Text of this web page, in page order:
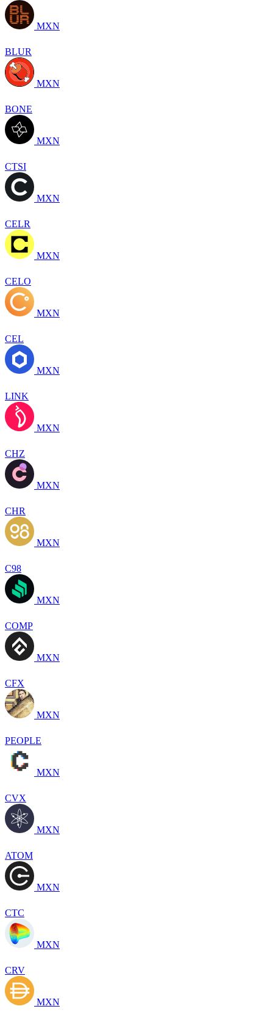
MXN
BLUR
MXN
BONE
MXN
CTSI
MXN
CELR
MXN
CELO
MXN
CEL
MXN
LINK
MXN
CHZ
MXN
CHR
MXN
C98
MXN
COMP
MXN
CFX
MXN
PEOPLE
MXN
CVX
MXN
ATOM
MXN
CTC
MXN
CRV
MXN